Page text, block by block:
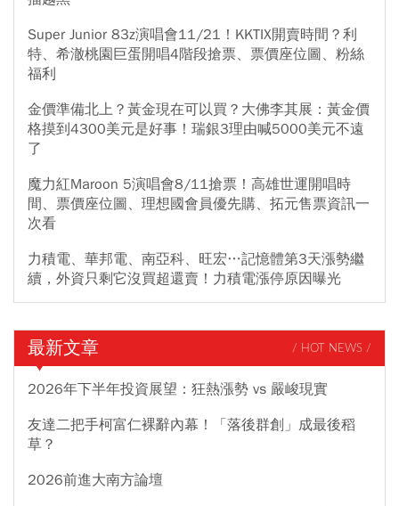
Super Junior 83z演唱會11/21！KKTIX開賣時間？利
特、希澈桃園巨蛋開唱4階段搶票、票價座位圖、粉絲
福利
金價準備北上？黃金現在可以買？大佛李其展：黃金價
格摸到4300美元是好事！瑞銀3理由喊5000美元不遠
了
魔力紅Maroon 5演唱會8/11搶票！高雄世運開唱時
間、票價座位圖、理想國會員優先購、拓元售票資訊一
次看
力積電、華邦電、南亞科、旺宏…記憶體第3天漲勢繼
續，外資只剩它沒買超還賣！力積電漲停原因曝光
最新文章 / HOT NEWS /
2026年下半年投資展望：狂熱漲勢 vs 嚴峻現實
友達二把手柯富仁裸辭內幕！「落後群創」成最後稻
草？
2026前進大南方論壇